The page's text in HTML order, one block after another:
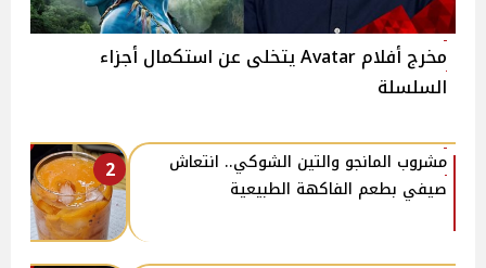
مخرج أفلام Avatar يتخلى عن استكمال أجزاء
السلسلة
2
مشروب المانجو والتين الشوكي.. انتعاش
صيفي بطعم الفاكهة الطبيعية